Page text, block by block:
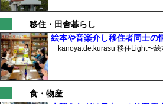
移住・田舎暮らし
絵本や音楽介し移住者同士
kanoya.de.kurasu 移住Light〜
食・物産